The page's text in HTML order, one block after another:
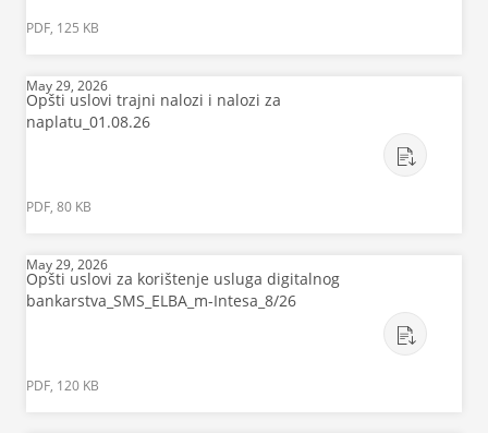
PDF, 125 KB
May 29, 2026
Opšti uslovi trajni nalozi i nalozi za
naplatu_01.08.26
PDF, 80 KB
May 29, 2026
Opšti uslovi za korištenje usluga digitalnog
bankarstva_SMS_ELBA_m-Intesa_8/26
PDF, 120 KB